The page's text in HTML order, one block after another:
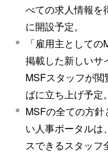
べての求人情報を
に開設予定。
「雇用主として
掲載した新しいサ
MSFスタッフが
ばに立ち上げ予定。
MSFの全ての方
い人事ポータルは
スできるスタッフ